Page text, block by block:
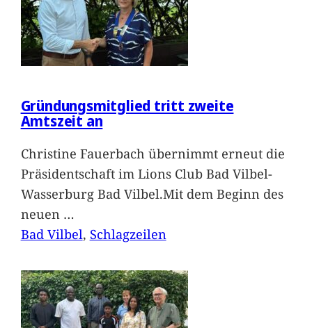
Gründungsmitglied tritt zweite
Amtszeit an
Christine Fauerbach übernimmt erneut die
Präsidentschaft im Lions Club Bad Vilbel-
Wasserburg Bad Vilbel.Mit dem Beginn des
neuen …
Bad Vilbel, Schlagzeilen